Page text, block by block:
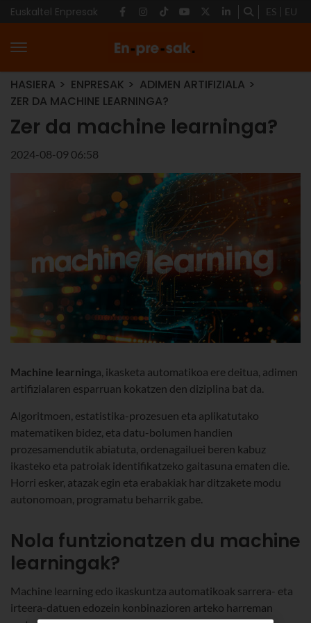
Euskaltel Enpresak ES EU
HASIERA ENPRESAK
ADIMEN ARTIFIZIALA
ZER DA MACHINE LEARNINGA?
Zer da machine learninga?
2024-08-09 06:58
Machine learninga, ikasketa automatikoa ere deitua, adimen
artifizialaren esparruan kokatzen den diziplina bat da.
Algoritmoen, estatistika-prozesuen eta aplikatutako
matematiken bidez, eta datu-bolumen handien
prozesamendutik abiatuta, ordenagailuei beren kabuz
ikasteko eta patroiak identifikatzeko gaitasuna ematen die.
Horri esker, atazak egin eta erabakiak har ditzakete modu
autonomoan, programatu beharrik gabe.
Nola funtzionatzen du machine
learningak?
Machine learning edo ikaskuntza automatikoak sarrera- eta
irteera-datuen edozein konbinazioren arteko harreman